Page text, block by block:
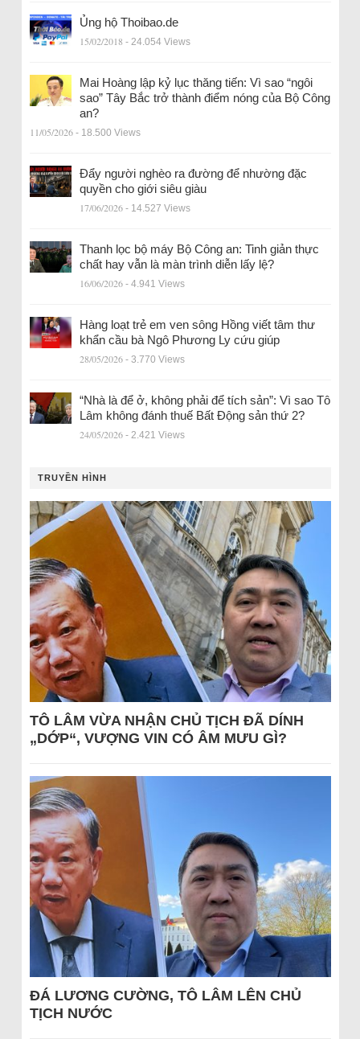
Ủng hộ Thoibao.de
15/02/2018 - 24.054 Views
Mai Hoàng lập kỷ lục thăng tiến: Vì sao “ngôi
sao” Tây Bắc trở thành điểm nóng của Bộ Công
an?
11/05/2026 - 18.500 Views
Đẩy người nghèo ra đường để nhường đặc
quyền cho giới siêu giàu
17/06/2026 - 14.527 Views
Thanh lọc bộ máy Bộ Công an: Tinh giản thực
chất hay vẫn là màn trình diễn lấy lệ?
16/06/2026 - 4.941 Views
Hàng loạt trẻ em ven sông Hồng viết tâm thư
khẩn cầu bà Ngô Phương Ly cứu giúp
28/05/2026 - 3.770 Views
“Nhà là để ở, không phải để tích sản”: Vì sao Tô
Lâm không đánh thuế Bất Động sản thứ 2?
24/05/2026 - 2.421 Views
TRUYỀN HÌNH
TÔ LÂM VỪA NHẬN CHỦ TỊCH ĐÃ DÍNH
„DỚP“, VƯỢNG VIN CÓ ÂM MƯU GÌ?
ĐÁ LƯƠNG CƯỜNG, TÔ LÂM LÊN CHỦ
TỊCH NƯỚC